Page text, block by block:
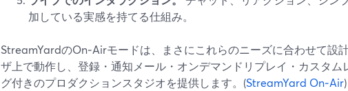
加している実感を持てる仕組み。
StreamYardのOn‑Airモードは、まさにこれらのニーズに合わせて設
ザ上で動作し、登録・通知メール・オンデマンドリプレイ・カスタム
グ付きのプロダクションスタジオを提供します。(StreamYard On‑Air)